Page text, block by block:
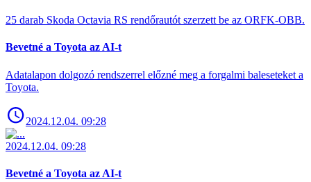
25 darab Skoda Octavia RS rendőrautót szerzett be az ORFK-OBB.
Bevetné a Toyota az AI-t
Adatalapon dolgozó rendszerrel előzné meg a forgalmi baleseteket a
Toyota.
2024.12.04. 09:28
2024.12.04. 09:28
Bevetné a Toyota az AI-t